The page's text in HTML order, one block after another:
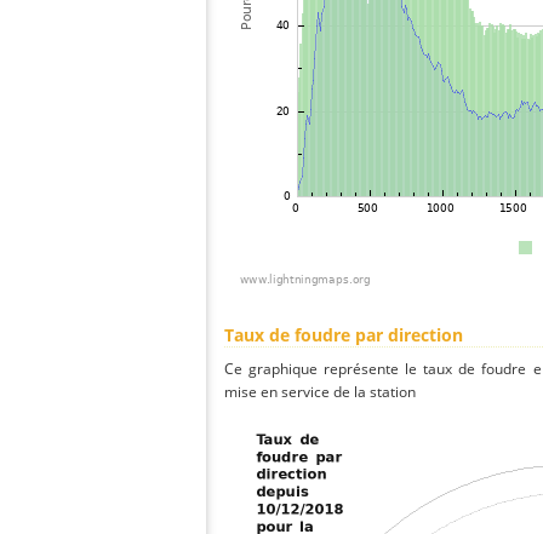
Taux de foudre par direction
Ce graphique représente le taux de foudre
mise en service de la station